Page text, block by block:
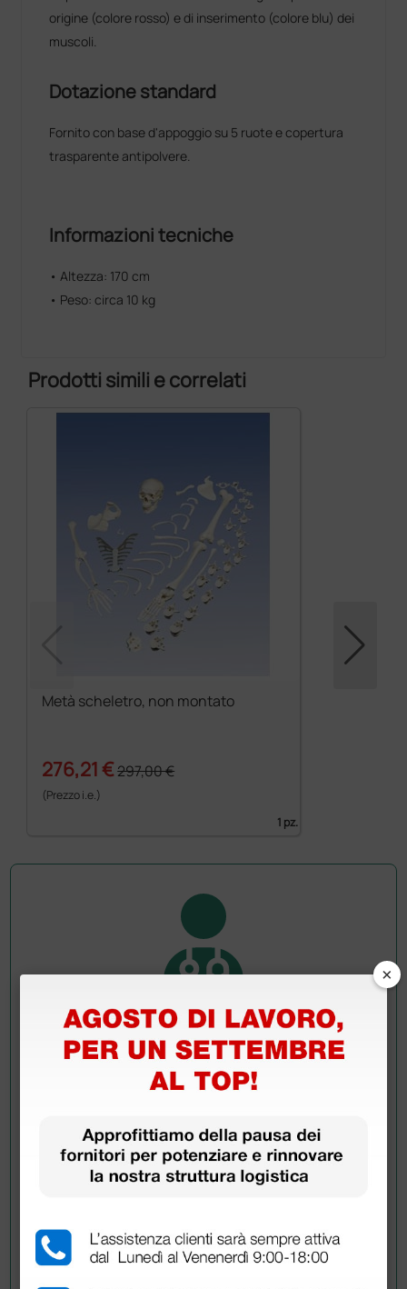
origine (colore rosso) e di inserimento (colore blu) dei
muscoli.
Dotazione standard
Fornito con base d'appoggio su 5 ruote e copertura
trasparente antipolvere.
Informazioni tecniche
• Altezza: 170 cm
• Peso: circa 10 kg
Prodotti simili e correlati
Metà scheletro, non montato
276,21 €297,00 €
(Prezzo i.e.)
1 pz.
Chiedi a un collega
Hai ancora qualche dubbio? Vuoi ulteriori
×